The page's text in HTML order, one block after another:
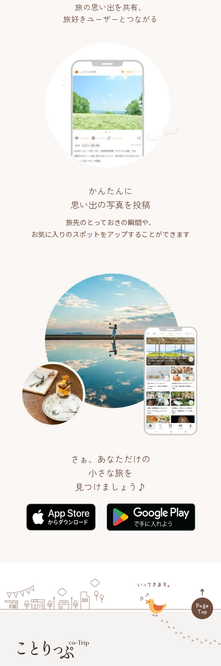
旅の思い出を共有、
旅好きユーザーとつながる
かんたんに
思い出の写真を投稿
旅先のとっておきの瞬間や、
お気に入りのスポットをアップすることができます
さぁ、あなただけの
小さな旅を
見つけましょう♪